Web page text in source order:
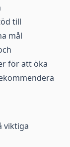
till
mål
för att öka
viktiga